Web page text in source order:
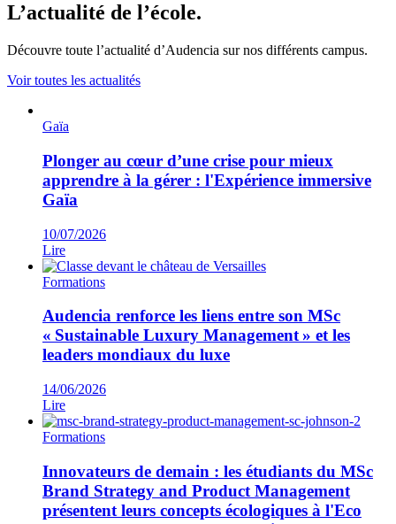
L’actualité de l’école.
Découvre toute l’actualité d’Audencia sur nos différents campus.
Voir toutes les actualités
Gaïa
Plonger au cœur d’une crise pour mieux
apprendre à la gérer : l'Expérience immersive
Gaïa
10/07/2026
Lire
Formations
Audencia renforce les liens entre son MSc
« Sustainable Luxury Management » et les
leaders mondiaux du luxe
14/06/2026
Lire
Formations
Innovateurs de demain : les étudiants du MSc
Brand Strategy and Product Management
présentent leurs concepts écologiques à l'Eco